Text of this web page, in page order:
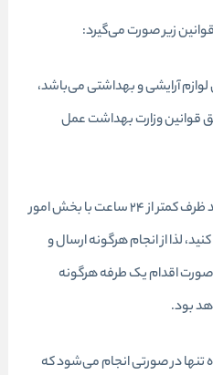
زیر صورت می‌گیرد:
لوازم‌ آرایشی و بهداشتی می‌باشد،
قوانین وزارت بهداشت عمل
برای تعویض و یا ارجاع کالا ابتدا باید ظرف کمتر از 24 ساعت با بخش امور
لذا از انجام هرگونه ارسال و
اقدام یک طرفه هرگونه
بود.
تنها در صورتی انجام می‌شود که